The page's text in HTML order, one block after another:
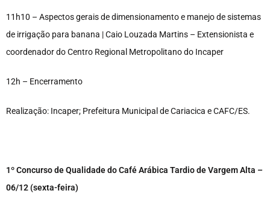
11h10 – Aspectos gerais de dimensionamento e manejo de sistemas
de irrigação para banana | Caio Louzada Martins – Extensionista e
coordenador do Centro Regional Metropolitano do Incaper
12h – Encerramento
Realização: Incaper; Prefeitura Municipal de Cariacica e CAFC/ES.
1º Concurso de Qualidade do Café Arábica Tardio de Vargem Alta –
06/12 (sexta-feira)